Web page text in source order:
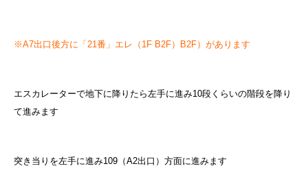
※A7出口後方に「21番」エレ（1F B2F）B2F）があります
エスカレーターで地下に降りたら左手に進み10段くらいの階段を降り
て進みます
突き当りを左手に進み109（A2出口）方面に進みます